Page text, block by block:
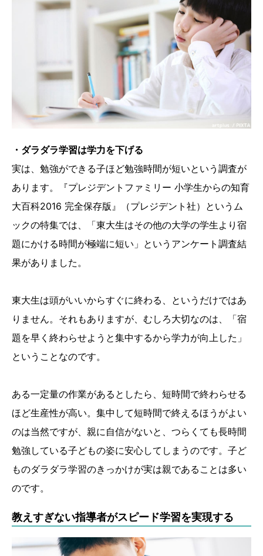
・ダラダラ学習は学力を下げる
実は、勉強ができる子ほど勉強時間が短いという調査が
あります。『プレジデントファミリー 小学生からの知育
大百科2016 完全保存版』（プレジデント社）というム
ックの特集では、「東大生はその他の大学の学生より宿
題にかける時間が極端に短い」というアンケート調査結
果がありました。
東大生は頭がいいからすぐに終わる、というだけではあ
りません。それもありますが、むしろ大切なのは、「宿
題を早く終わらせようと集中するから学力が向上した」
ということなのです。
ある一定量の作業があるとしたら、短時間で終わらせる
ほど生産性が高い。集中して短時間で終えるほうがよい
のは当然ですが、親に自信がないと、つらくても長時間
勉強している子どもの姿に安心してしまうのです。子ど
ものダラダラ学習のきっかけが実は親であることは多い
のです。
教えすぎない指導者がスピード学習を実現する